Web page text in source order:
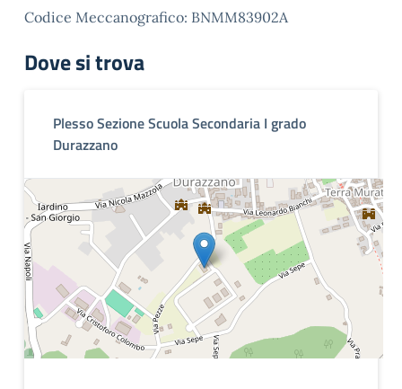
Codice Meccanografico: BNMM83902A
Dove si trova
Plesso Sezione Scuola Secondaria I grado
Durazzano